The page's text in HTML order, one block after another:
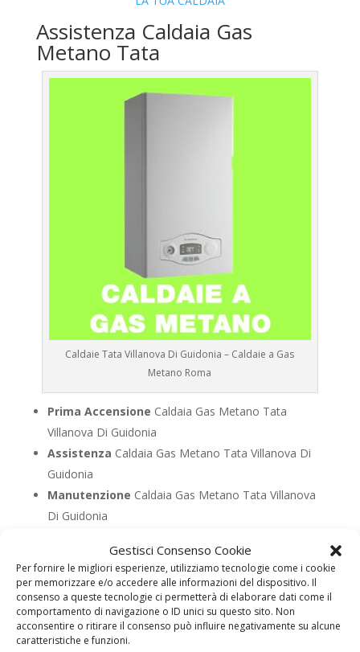
Gestisci Consenso Cookie
Per fornire le migliori esperienze, utilizziamo tecnologie come i cookie
per memorizzare e/o accedere alle informazioni del dispositivo. Il
consenso a queste tecnologie ci permetterà di elaborare dati come il
comportamento di navigazione o ID unici su questo sito. Non
acconsentire o ritirare il consenso può influire negativamente su alcune
caratteristiche e funzioni.
Assistenza Caldaia Gas
Metano Tata
Caldaie Tata Villanova Di Guidonia – Caldaie a Gas
Metano Roma
Prima Accensione Caldaia Gas Metano Tata
Villanova Di Guidonia
Assistenza Caldaia Gas Metano Tata Villanova Di
Guidonia
Manutenzione Caldaia Gas Metano Tata Villanova
Di Guidonia
Pronto InterventoCaldaia Gas Metano Tata
Villanova Di Guidonia
Sostituzione Caldaia Gas Metano Tata Villanova Di
Guidonia